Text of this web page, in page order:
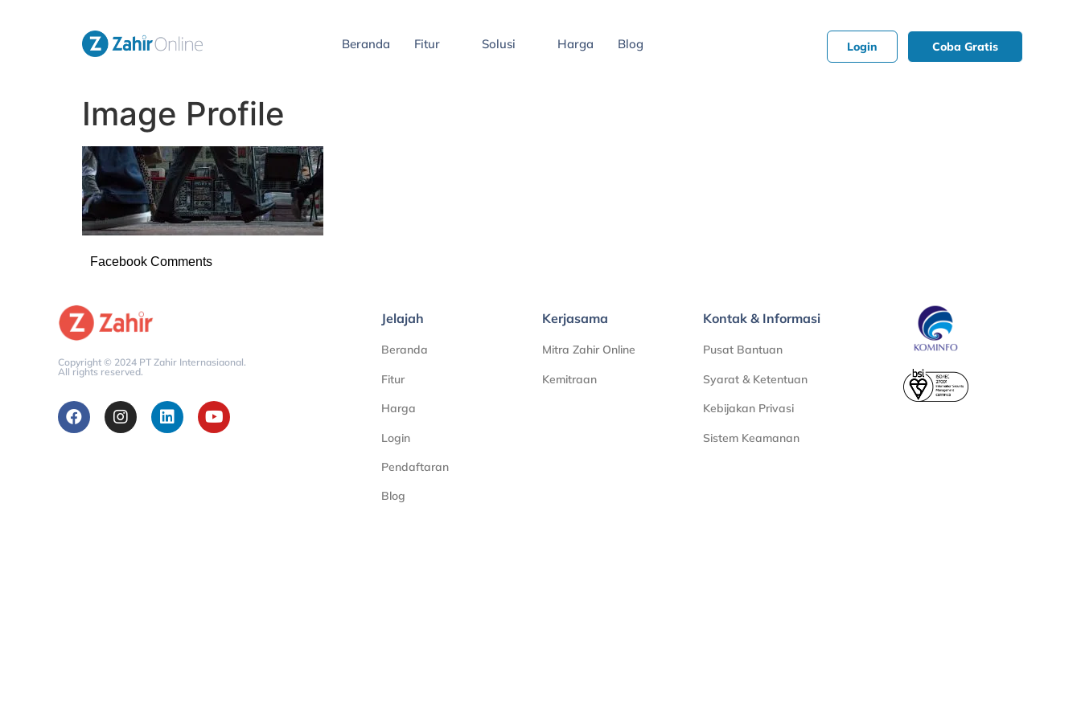
Beranda Fitur Solusi Harga Blog Login Coba Gratis
Image Profile
Facebook Comments
Copyright © 2024 PT Zahir Internasiaonal.
All rights reserved.
Jelajah
Beranda
Fitur
Harga
Login
Pendaftaran
Blog
Kerjasama
Mitra Zahir Online
Kemitraan
Kontak & Informasi
Pusat Bantuan
Syarat & Ketentuan
Kebijakan Privasi
Sistem Keamanan